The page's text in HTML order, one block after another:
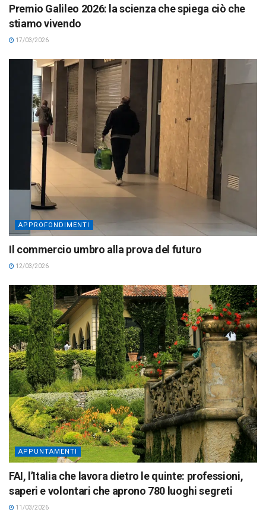
Premio Galileo 2026: la scienza che spiega ciò che
stiamo vivendo
17/03/2026
APPROFONDIMENTI
Il commercio umbro alla prova del futuro
12/03/2026
APPUNTAMENTI
FAI, l’Italia che lavora dietro le quinte: professioni,
saperi e volontari che aprono 780 luoghi segreti
11/03/2026